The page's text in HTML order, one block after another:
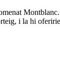
i la hi